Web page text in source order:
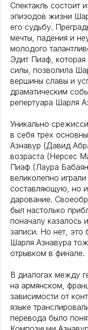
Спектакль состоит
эпизодов жизни
его судьбу.
мечты, падения и
молодого
Эдит Пиаф, которая
силы, позволила
вершины славы и
драматическим
репертуара Шарля
Уникально
в себя трёх
Азнавур (Давид
возраста (Нерсес
Пиаф (Лаура
великолепно
составляющую, но
дарование.
был настолько
поначалу казалось
записи. Но нет, это
Шарля Азнавура
отрывком в финале.
В диалогах между
на армянском,
зависимости от
языке
перевода было